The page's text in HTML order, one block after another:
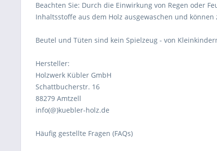
Beachten Sie: Durch die Einwirkung von Regen oder
Inhaltsstoffe aus dem Holz ausgewaschen und
Beutel und Tüten sind kein Spielzeug - von
Hersteller:
Holzwerk Kübler GmbH
Schattbucherstr. 16
88279 Amtzell
info(@)kuebler-holz.de
Häufig gestellte Fragen (FAQs)